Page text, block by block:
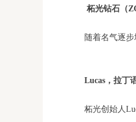
柘光钻石（
随着名气逐
Lucas，拉丁
柘光创始人